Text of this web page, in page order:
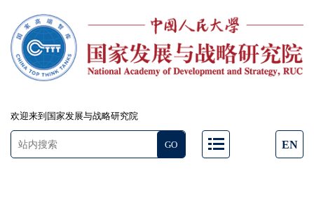
欢迎来到国家发展与战略研究院
EN